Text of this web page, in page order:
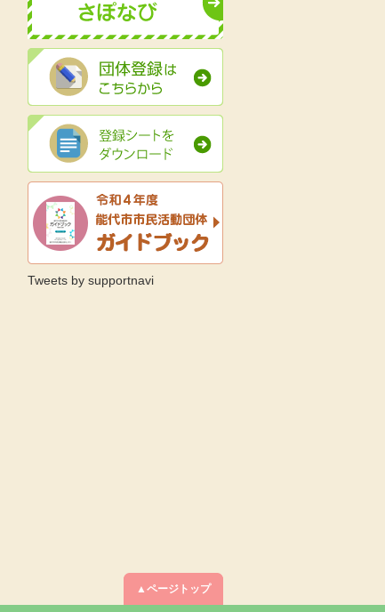
Tweets by supportnavi
▲ページトップ